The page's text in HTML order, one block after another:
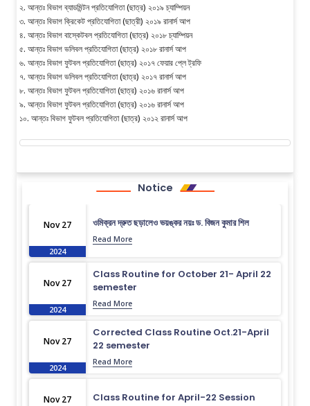
২. আন্তঃ বিভাগ ব্যাডমিন্টন প্রতিযোগিতা (ছাত্র) ২০১৯ চ্যাম্পিয়ন
৩. আন্তঃ বিভাগ ক্রিকেট প্রতিযোগিতা (ছাত্রী) ২০১৯ রানার্স আপ
৪. আন্তঃ বিভাগ বাস্কেটবল প্রতিযোগিতা (ছাত্র) ২০১৮ চ্যাম্পিয়ন
৫. আন্তঃ বিভাগ ভলিবল প্রতিযোগিতা (ছাত্র) ২০১৮ রানার্স আপ
৬. আন্তঃ বিভাগ ফুটবল প্রতিযোগিতা (ছাত্র) ২০১৭ ফেয়ার প্লে ট্রফি
৭. আন্তঃ বিভাগ ভলিবল প্রতিযোগিতা (ছাত্র) ২০১৭ রানার্স আপ
৮. আন্তঃ বিভাগ ফুটবল প্রতিযোগিতা (ছাত্র) ২০১৬ রানার্স আপ
৯. আন্তঃ বিভাগ ফুটবল প্রতিযোগিতা (ছাত্র) ২০১৬ রানার্স আপ
১০. আন্তঃ বিভাগ ফুটবল প্রতিযোগিতা (ছাত্র) ২০১২ রানার্স আপ
Notice
Nov 27
2024
ওমিক্রন দ্রুত ছড়ালেও ভয়ঙ্কর নয়ঃ ড. বিজন কুমার শিল
Read More
Nov 27
2024
Class Routine for October 21- April 22
semester
Read More
Nov 27
2024
Corrected Class Routine Oct.21-April
22 semester
Read More
Nov 27 Class Routine for April-22 Session